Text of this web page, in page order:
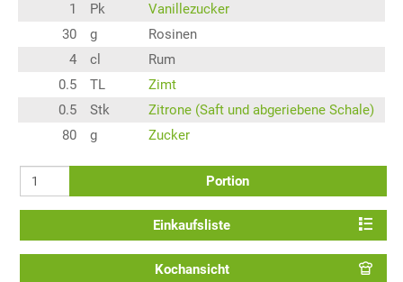
1
Pk
Vanillezucker
30
g
Rosinen
4
cl
Rum
0.5
TL
Zimt
0.5
Stk
Zitrone (Saft und abgeriebene Schale)
80
g Zucker
Portion
Einkaufsliste
Kochansicht